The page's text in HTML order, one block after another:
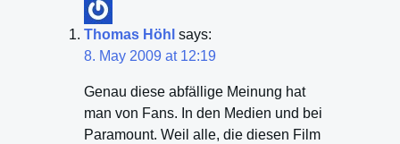
Thomas Höhl says:
8. May 2009 at 12:19
Genau diese abfällige Meinung hat
man von Fans. In den Medien und bei
Paramount. Weil alle, die diesen Film